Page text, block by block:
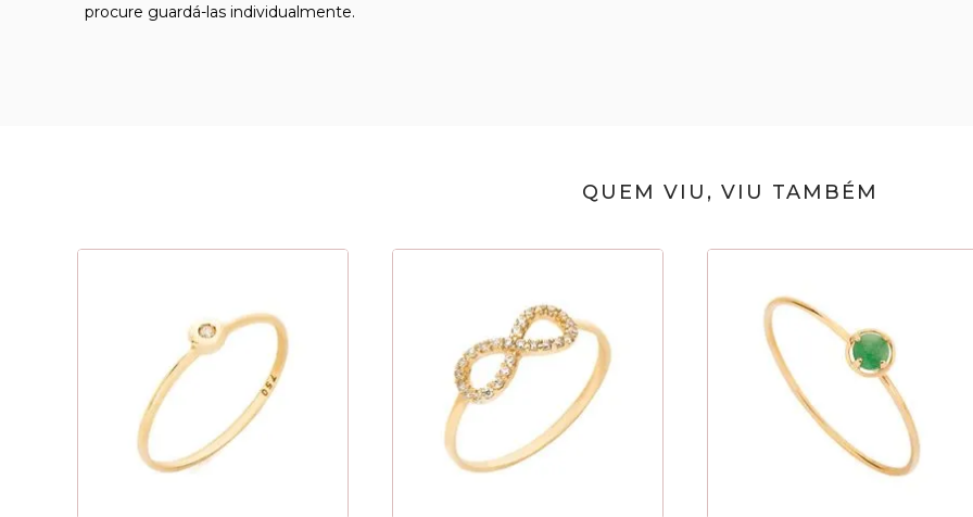
procure guardá-las individualmente.
QUEM VIU, VIU TAMBÉM